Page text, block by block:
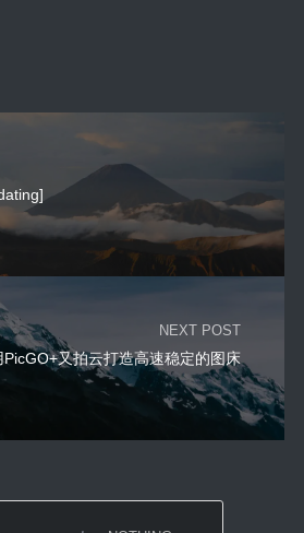
NEXT POST
PicGO+又拍云打造高速稳定的图床